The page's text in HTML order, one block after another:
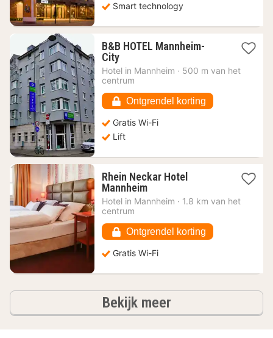
Smart technology
B&B HOTEL Mannheim-
City1
nacht
vanaf
€
Hotel in Mannheim · 500 m van het
centrum
Ontgrendel korting
Gratis Wi-Fi
Lift
Rhein Neckar Hotel
Mannheim1
nacht
€
Hotel in Mannheim · 1.8 km van het
centrum
Ontgrendel korting
Gratis Wi-Fi
Bekijk meerhotels